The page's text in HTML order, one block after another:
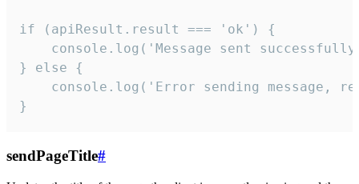
if (apiResult.result === 'ok') {
console.log('Message sent
} else {
console.log('Error sending message,
}
sendPageTitle#